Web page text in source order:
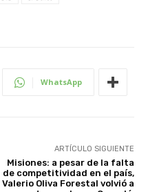
WhatsApp
ARTÍCULO SIGUIENTE
Misiones: a pesar de la falta
de competitividad en el país,
Valerio Oliva Forestal volvió a